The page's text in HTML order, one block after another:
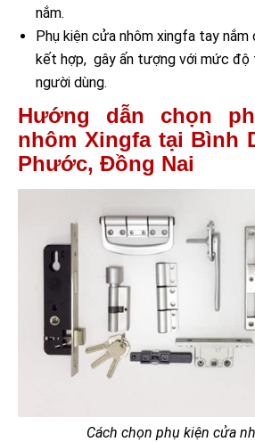
nắm.
Phụ kiện cửa nhôm xingfa tay
kết hợp, gây ấn tượng với mức độ
người dùng.
Hướng dẫn chọn
nhôm Xingfa tại Bình
Phước, Đồng Nai
Cách chọn phụ kiện cửa